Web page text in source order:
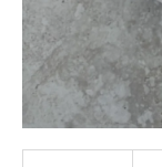
á
j
s
?